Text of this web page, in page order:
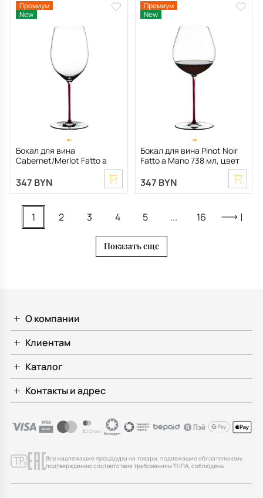
Премиум
New
Бокал для вина
Cabernet/Merlot Fatto a
Mano 709 мл , цвет Dragon
Red
347 BYN
Премиум
New
Бокал для вина Pinot Noir
Fatto a Mano 738 мл, цвет
347 BYN
1 2 3 4 5 ... 16
Показать еще
О компании
Клиентам
Каталог
Контакты и адрес
Все надлежащие процедуры на товары, подлежащие обязательному
подтверждению соответствия требованиям ТНПА, соблюдены